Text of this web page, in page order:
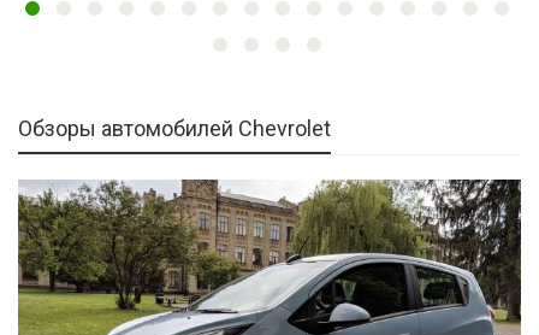
Обзоры автомобилей Chevrolet